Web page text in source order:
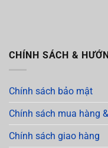
CHÍNH SÁCH &
Chính sách bảo mật
Chính sách mua hàng
Chính sách giao hàng